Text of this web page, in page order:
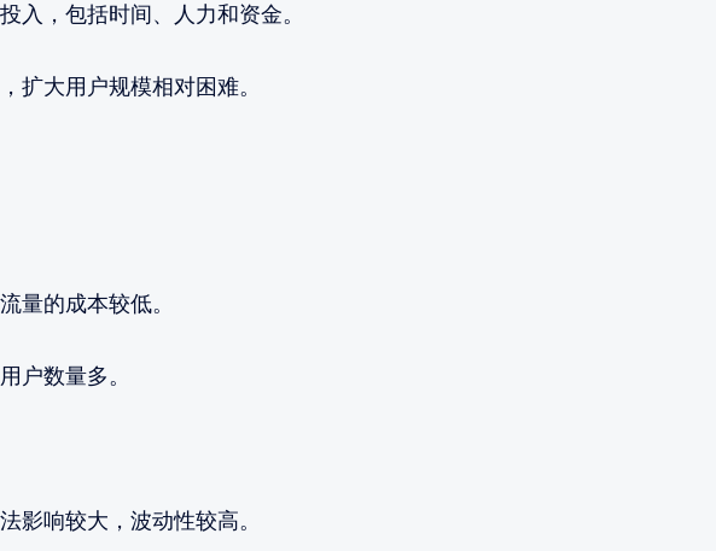
入，包括时间、人力和资金。
扩大用户规模相对困难。
量的成本较低。
户数量多。
影响较大，波动性较高。